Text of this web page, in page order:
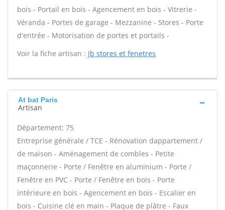
bois - Portail en bois - Agencement en bois - Vitrerie -
Véranda - Portes de garage - Mezzanine - Stores - Porte
d'entrée - Motorisation de portes et portails -
Voir la fiche artisan : Jb stores et fenetres
At bat Paris
Artisan
Département: 75
Entreprise générale / TCE - Rénovation dappartement /
de maison - Aménagement de combles - Petite
maçonnerie - Porte / Fenêtre en aluminium - Porte /
Fenêtre en PVC - Porte / Fenêtre en bois - Porte
intérieure en bois - Agencement en bois - Escalier en
bois - Cuisine clé en main - Plaque de plâtre - Faux